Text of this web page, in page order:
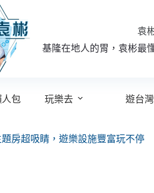
袁
基隆在地人的胃，袁彬最
人包 玩樂去 遊台灣
房超吸睛，遊樂設施豐富玩不停